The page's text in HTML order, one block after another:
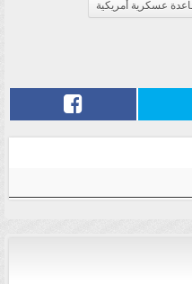
عسكرية أمريكية